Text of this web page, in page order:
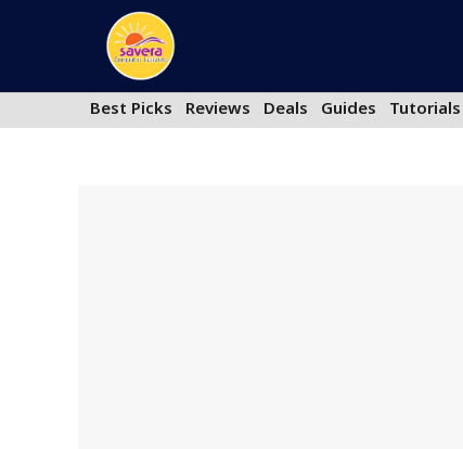
Best Picks Reviews Deals Guides Tutorials